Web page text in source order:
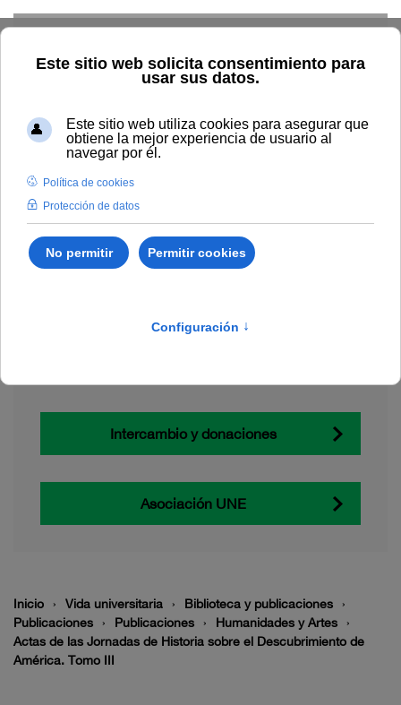
Explorar el catálogo
Dónde comprar
Intercambio y donaciones
Asociación UNE
Inicio Vida universitaria
Biblioteca y publicaciones
Publicaciones
Publicaciones
Humanidades y Artes
Actas de las Jornadas de Historia sobre el Descubrimiento de
América. Tomo III